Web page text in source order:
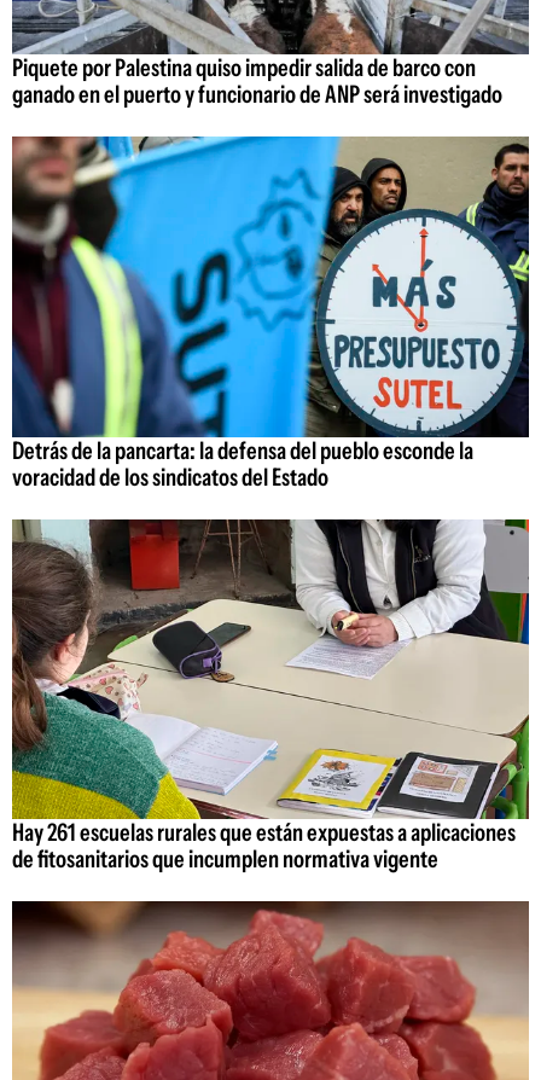
Piquete por Palestina quiso impedir salida de barco con
ganado en el puerto y funcionario de ANP será investigado
Detrás de la pancarta: la defensa del pueblo esconde la
voracidad de los sindicatos del Estado
Hay 261 escuelas rurales que están expuestas a aplicaciones
de fitosanitarios que incumplen normativa vigente